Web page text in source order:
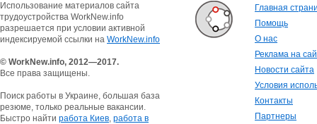
Использование материалов сайта
трудоустройства WorkNew.info
разрешается при условии активной
индексируемой ссылки на WorkNew.info
© WorkNew.info, 2012—2017.
Все права защищены.
Поиск работы в Украине, большая база
резюме, только реальные вакансии.
Быстро найти работа Киев, работа в
Главная
Помощь
О нас
Реклама на
Новости сайта
Условия
Контакты
Партнеры